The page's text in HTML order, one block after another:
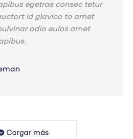
egetras consec tetur
id glavico to amet
odio eulos amet
Cargar más